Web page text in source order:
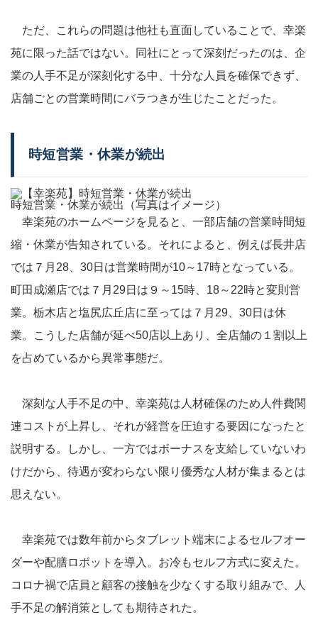
ただ、これらの問題は他社も直面していることで、幸楽
苑に限った話ではない。同社にとって深刻だったのは、企
業の人手不足が深刻化する中、十分な人員を確保できず、
店舗ごとの営業時間にバラつきが生じたことだった。
時短営業・休業が続出
時短営業・休業が続出（写真はイメージ）
幸楽苑のホームページを見ると、一部店舗の営業時間短
縮・休業が告知されている。それによると、例えば長井店
では７月28、30日は営業時間が10～17時となっている。
町田成瀬店では７月29日は９～15時、18～22時と変則営
業。栃木店と塩尻広丘店に至っては７月29、30日は休
業。こうした店舗が延べ50店以上あり、全店舗の１割以上
を占めているから異常事態だ。
深刻な人手不足の中、幸楽苑は人材確保のため人件費関
連コストが上昇し、それが経営を圧迫する要因になったと
説明する。しかし、一方ではボーナスを支給していないわ
けだから、待遇が変わらない限り優秀な人材が集まるとは
思えない。
幸楽苑では数年前からタブレット端末によるセルフオー
ダーや配膳ロボットを導入。お冷もセルフ方式に変えた。
コロナ禍で店員と顧客の接触を少なくする取り組みで、人
手不足の解消策としても期待された。